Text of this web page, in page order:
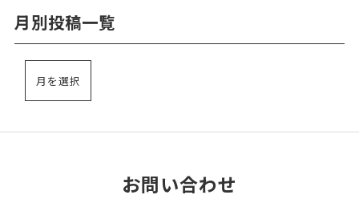
月別投稿一覧
お問い合わせ